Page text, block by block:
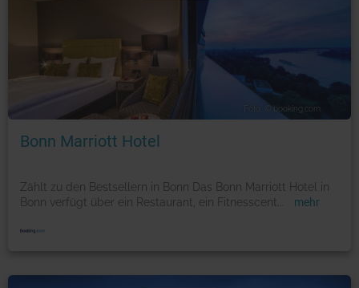
Foto: © booking.com
Bonn Marriott Hotel
Zählt zu den Bestsellern in Bonn Das Bonn Marriott Hotel in
Bonn verfügt über ein Restaurant, ein Fitnesscent
mehr